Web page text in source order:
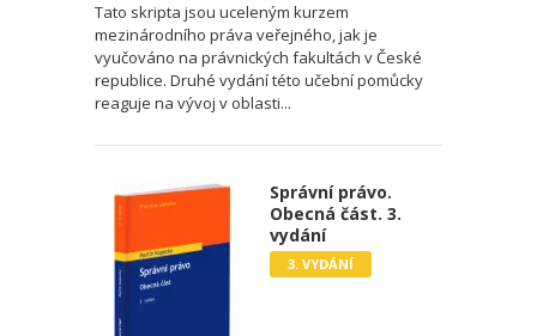
Tato skripta jsou uceleným kurzem
mezinárodního práva veřejného, jak je
vyučováno na právnických fakultách v České
republice. Druhé vydání této učební pomůcky
reaguje na vývoj v oblasti...
Správní právo.
Obecná část. 3.
vydání
3. VYDÁNÍ